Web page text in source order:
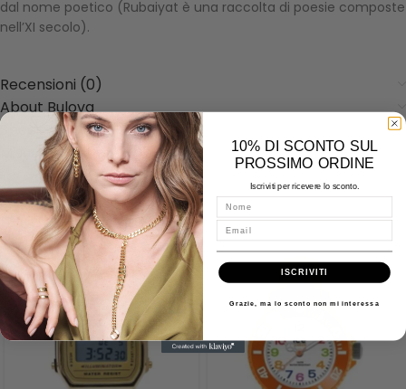
dal nome poetico (Rubaiyat è una raccolta di poesie composte
nell’XI secolo).
Recensioni (0)
About Bulova
Spedizioni
Misure - Incisioni - Domande
Prodotti correlati
10% DI SCONTO SUL
PROSSIMO ORDINE
Iscriviti per ricevere lo sconto.
ISCRIVITI
Grazie, ma lo sconto non mi interessa